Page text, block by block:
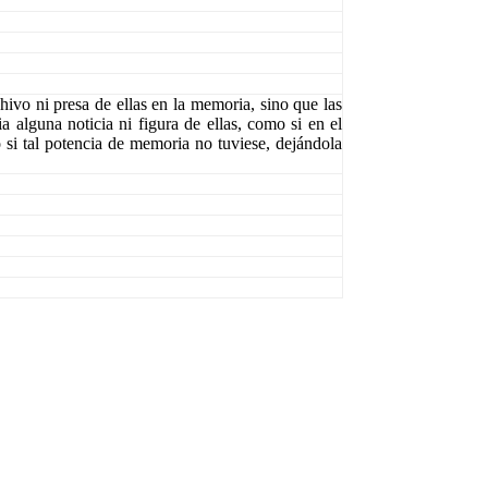
ni presa de ellas en la memoria, sino que las
alguna noticia ni figura de ellas, como si en el
tal potencia de memoria no tuviese, dejándola